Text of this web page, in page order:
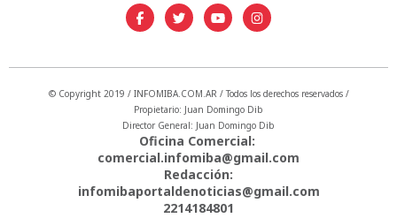
© Copyright 2019 / INFOMIBA.COM.AR / Todos los derechos reservados /
Propietario: Juan Domingo Dib
Director General: Juan Domingo Dib
Oficina Comercial:
comercial.infomiba@gmail.com
Redacción:
infomibaportaldenoticias@gmail.com
2214184801